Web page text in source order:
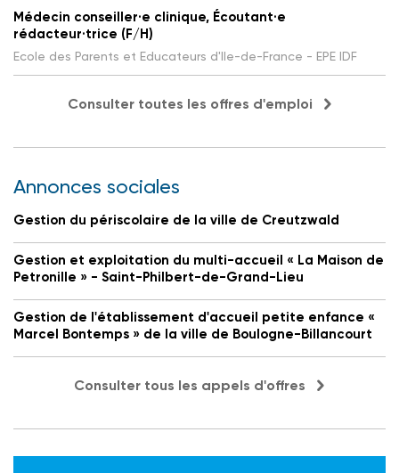
Médecin conseiller·e clinique, Écoutant·e
rédacteur·trice (F/H)
Ecole des Parents et Educateurs d'Ile-de-France - EPE IDF
Consulter toutes les offres d'emploi
Annonces sociales
Gestion du périscolaire de la ville de Creutzwald
Gestion et exploitation du multi-accueil « La Maison de
Petronille » - Saint-Philbert-de-Grand-Lieu
Gestion de l'établissement d'accueil petite enfance «
Marcel Bontemps » de la ville de Boulogne-Billancourt
Consulter tous les appels d'offres